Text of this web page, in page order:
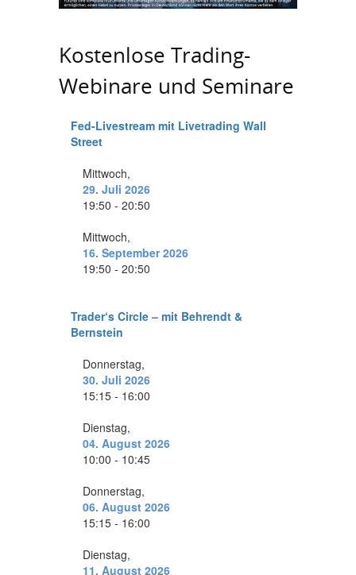
Kostenlose Trading-
Webinare und Seminare